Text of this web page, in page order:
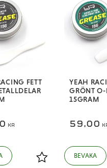
FETT
KR
Lägg till i favoriter
YEAH
GRÖNT O-
15GRAM
59,00